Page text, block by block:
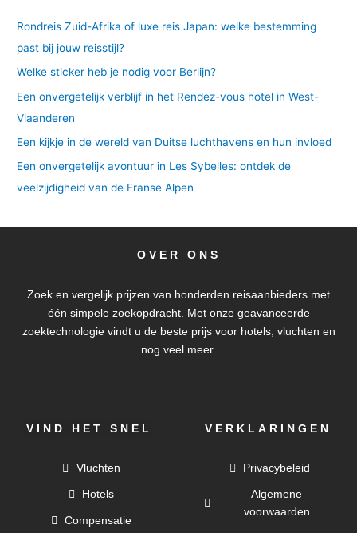
Rondreis Zuid-Afrika of luxe reis Japan: welke bestemming
past bij jouw reisstijl?
Welke sticker heb je nodig voor Berlijn?
Een onvergetelijk verblijf in het Rendez-vous hotel in West-
Vlaanderen
Een kijkje in de wereld van Duitse luchthavens en hun invloed
Een onvergetelijk avontuur in Les Sybelles: ontdek de
veelzijdigheid van de Franse Alpen
OVER ONS
Zoek en vergelijk prijzen van honderden reisaanbieders met
één simpele zoekopdracht. Met onze geavanceerde
zoektechnologie vindt u de beste prijs voor hotels, vluchten en
nog veel meer.
VIND HET SNEL
Vluchten
Hotels
Compensatie
VERKLARINGEN
Privacybeleid
Algemene
voorwaarden